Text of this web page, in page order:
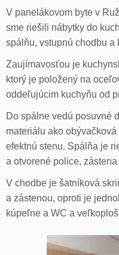
V panelákovom byte v
sme riešili nábytky do
spálňu, vstupnú chodbu a
Zaujímavosťou je
ktorý je položený na
oddeľujúcim kuchyňu od
Do spálne vedú posuvné
materiálu ako
efektnú stenu. Spálňa je
a otvorené police,
V chodbe je šatníková
a zástenou, oproti je
kúpeľne a WC a